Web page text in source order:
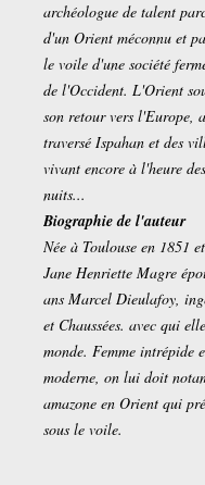
archéologue de talent
d'un Orient méconnu et
le voile d'une société
de l'Occident. L'Orient
son retour vers l'Europe,
traversé Ispahan et des
vivant encore à l'heure
nuits...
Biographie de l'auteur
Née à Toulouse en 1851
Jane Henriette Magre
ans Marcel Dieulafoy,
et Chaussées. avec qui
monde. Femme intrépide
moderne, on lui doit
amazone en Orient qui
sous le voile.